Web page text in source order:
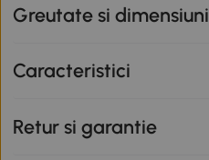
Greutate si dimensiuni
Caracteristici
Retur si garantie